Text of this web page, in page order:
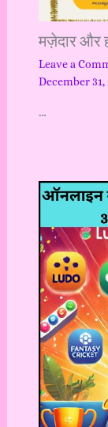
मज़ेदार और
Leave a
December 31,
…